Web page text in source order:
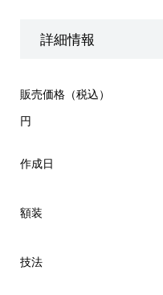
詳細情報
販売価格（税込）
円
作成日
額装
技法